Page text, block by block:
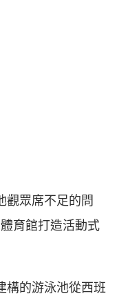
觀眾席不足的問
育館打造活動式
構的游泳池從西班